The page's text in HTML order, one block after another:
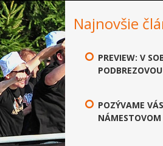
Najnovšie
PREVIEW: V
PODBREZOVOU
POZÝVAME
NÁMESTOVOM